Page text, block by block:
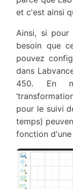
et c'est ainsi
Ainsi, si pour
besoin que
pouvez
dans
450. En
pour le suivi
temps)
fonction